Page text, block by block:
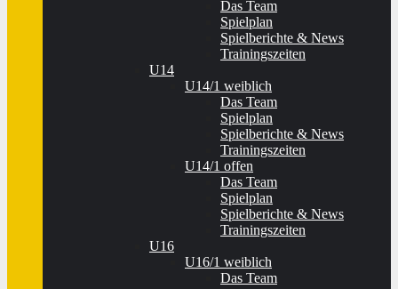
Das Team
Spielplan
Spielberichte & News
Trainingszeiten
U14
U14/1 weiblich
Das Team
Spielplan
Spielberichte & News
Trainingszeiten
U14/1 offen
Das Team
Spielplan
Spielberichte & News
Trainingszeiten
U16
U16/1 weiblich
Das Team